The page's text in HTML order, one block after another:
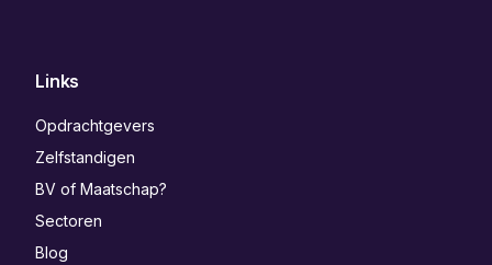
Links
Opdrachtgevers
Zelfstandigen
BV of Maatschap?
Sectoren
Blog